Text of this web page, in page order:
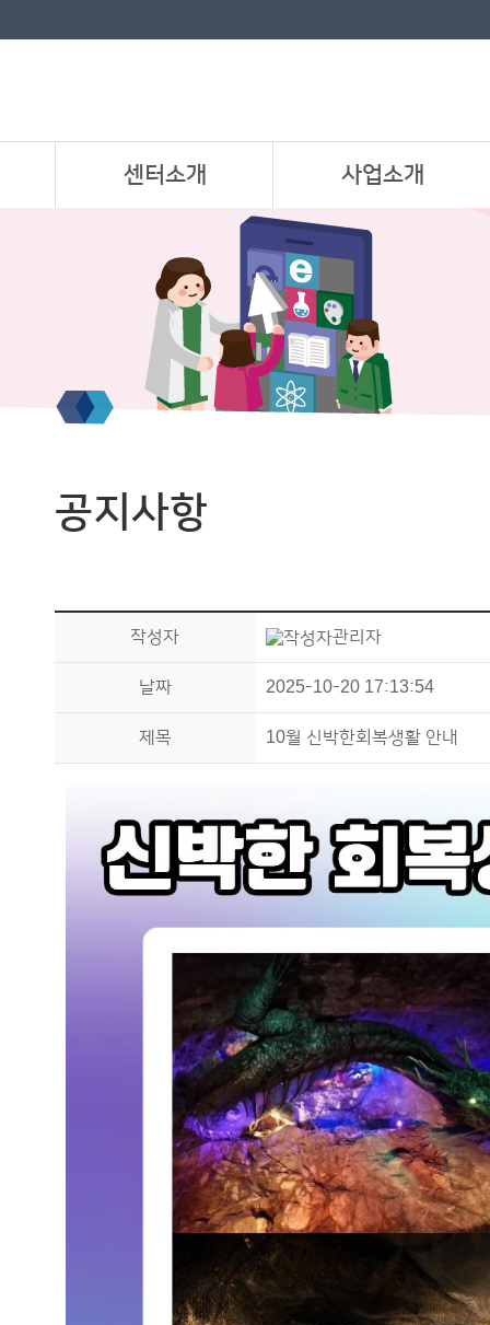
센터소개 사업소개
공지사항
작성자 관리자
날짜 2025-10-20 17:13:54
제목 10월 신박한회복생활 안내